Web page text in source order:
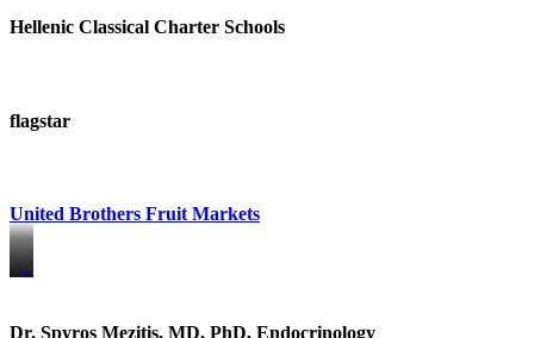
Hellenic Classical Charter Schools
flagstar
United Brothers Fruit Markets
https://www.unitedbrothersfruitmarkets.com/
https://www.unitedbrothersfruitmarkets.com/
Dr. Spyros Mezitis, MD, PhD, Endocrinology